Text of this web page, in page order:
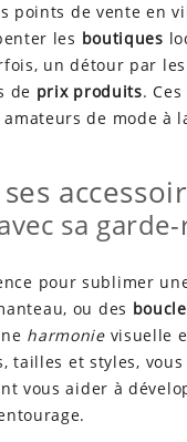
points de vente en
les boutiques
un détour par les
de prix produits.
de mode à
sa
pour sublimer
ou des
harmonievisuelle
tailles et styles,
vous aider à